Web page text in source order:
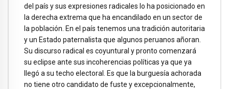
del país y sus expresiones radicales lo ha posicionado en
la derecha extrema que ha encandilado en un sector de
la población. En el país tenemos una tradición autoritaria
y un Estado paternalista que algunos peruanos añoran.
Su discurso radical es coyuntural y pronto comenzará
su eclipse ante sus incoherencias políticas ya que ya
llegó a su techo electoral. Es que la burguesía achorada
no tiene otro candidato de fuste y excepcionalmente,